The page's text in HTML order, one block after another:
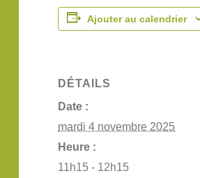
Ajouter au calendrier
DÉTAILS
Date :
mardi 4 novembre 2025
Heure :
11h15 - 12h15